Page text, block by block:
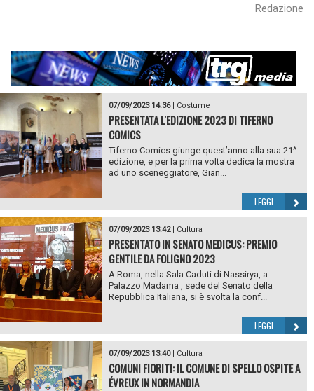
Redazione
07/09/2023 14:36| Costume
PRESENTATA L'EDIZIONE 2023 DI TIFERNO
COMICS
Tiferno Comics giunge quest’anno alla sua 21^
edizione, e per la prima volta dedica la mostra
ad uno sceneggiatore, Gian...
LEGGI
07/09/2023 13:42| Cultura
PRESENTATO IN SENATO MEDICUS: PREMIO
GENTILE DA FOLIGNO 2023
A Roma, nella Sala Caduti di Nassirya, a
Palazzo Madama , sede del Senato della
Repubblica Italiana, si è svolta la conf...
LEGGI
07/09/2023 13:40| Cultura
COMUNI FIORITI: IL COMUNE DI SPELLO OSPITE A
ÉVREUX IN NORMANDIA